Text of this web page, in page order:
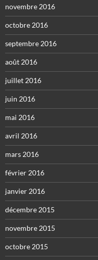
novembre 2016
octobre 2016
septembre 2016
août 2016
juillet 2016
juin 2016
mai 2016
avril 2016
mars 2016
février 2016
janvier 2016
décembre 2015
novembre 2015
octobre 2015